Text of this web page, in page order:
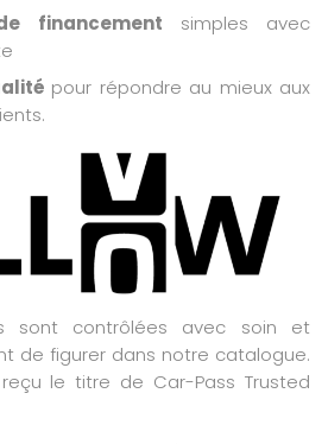
financement simples avec
pour répondre au mieux aux
sont contrôlées avec soin et
de figurer dans notre catalogue.
le titre de Car-Pass Trusted